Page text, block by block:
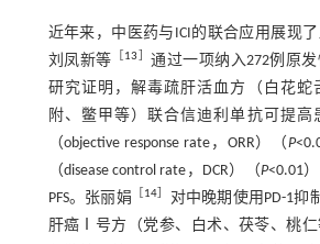
近年来，中医药与ICI的联合应用展现了
刘凤新等
13 ］通过一项纳入272例原
研究证明，解毒疏肝活血方（白花蛇
附、鳖甲等）联合信迪利单抗可提高
（objective response rate，ORR）（P
（disease control rate，DCR）（P<0.01
PFS。张丽娟
14
对中晚期使用PD-1抑
肝癌Ⅰ号方（党参、白术、茯苓、桃